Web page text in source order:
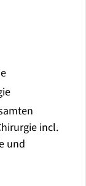
incl.
und